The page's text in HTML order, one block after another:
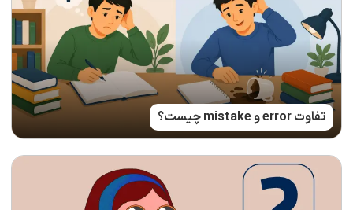
تفاوت error و mistake چیست؟